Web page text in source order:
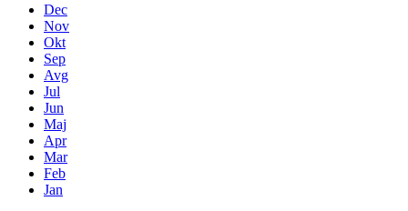
Dec
Nov
Okt
Sep
Avg
Jul
Jun
Maj
Apr
Mar
Feb
Jan